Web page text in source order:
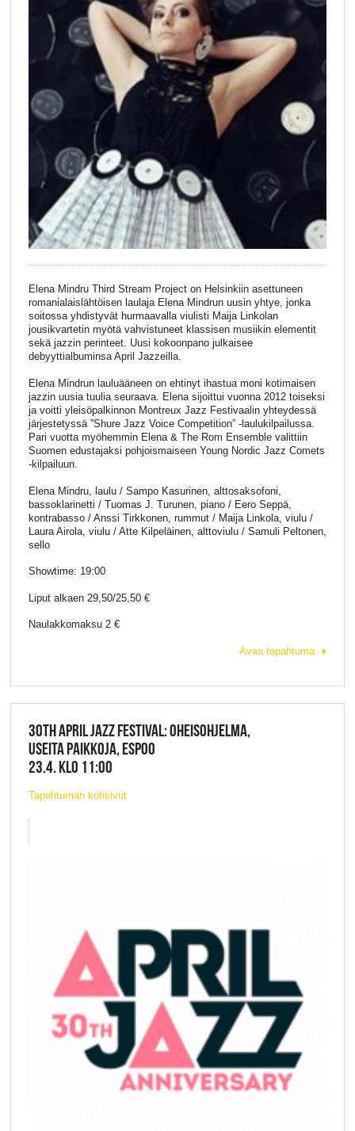
Elena Mindru Third Stream Project on Helsinkiin asettuneen
romanialaislähtöisen laulaja Elena Mindrun uusin yhtye, jonka
soitossa yhdistyvät hurmaavalla viulisti Maija Linkolan
jousikvartetin myötä vahvistuneet klassisen musiikin elementit
sekä jazzin perinteet. Uusi kokoonpano julkaisee
debyyttialbuminsa April Jazzeilla.
Elena Mindrun lauluääneen on ehtinyt ihastua moni kotimaisen
jazzin uusia tuulia seuraava. Elena sijoittui vuonna 2012 toiseksi
ja voitti yleisöpalkinnon Montreux Jazz Festivaalin yhteydessä
järjestetyssä ”Shure Jazz Voice Competition” -laulukilpailussa.
Pari vuotta myöhemmin Elena & The Rom Ensemble valittiin
Suomen edustajaksi pohjoismaiseen Young Nordic Jazz Comets
-kilpailuun.
Elena Mindru, laulu / Sampo Kasurinen, alttosaksofoni,
bassoklarinetti / Tuomas J. Turunen, piano / Eero Seppä,
kontrabasso / Anssi Tirkkonen, rummut / Maija Linkola, viulu /
Laura Airola, viulu / Atte Kilpeläinen, alttoviulu / Samuli Peltonen,
sello
Showtime: 19:00
Liput alkaen 29,50/25,50 €
Naulakkomaksu 2 €
Avaa tapahtuma
30TH APRIL JAZZ FESTIVAL: OHEISOHJELMA,
USEITA PAIKKOJA, ESPOO
23.4. KLO 11:00
Tapahtuman kotisivut